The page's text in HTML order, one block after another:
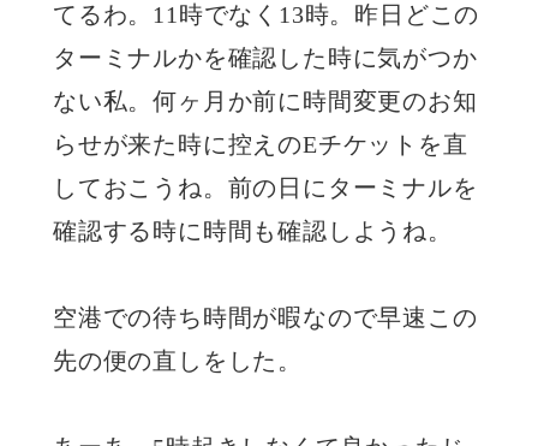
てるわ。11時でなく13時。昨日どこの
ターミナルかを確認した時に気がつか
ない私。何ヶ月か前に時間変更のお知
らせが来た時に控えのEチケットを直
しておこうね。前の日にターミナルを
確認する時に時間も確認しようね。
空港での待ち時間が暇なので早速この
先の便の直しをした。